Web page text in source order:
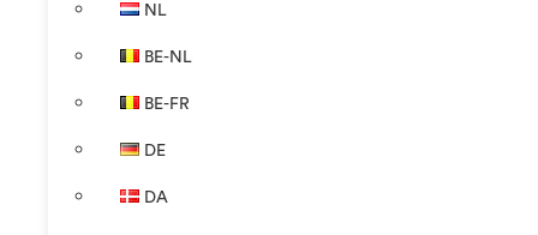
NL
BE-NL
BE-FR
DE
DA